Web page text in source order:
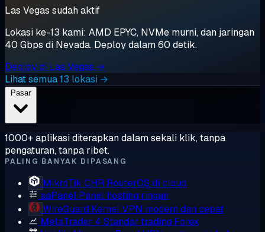
Las Vegas sudah aktif
Lokasi ke-13 kami: AMD EPYC, NVMe murni, dan jaringan
40 Gbps di Nevada. Deploy dalam 60 detik.
Deploy di Las Vegas →
Lihat semua 13 lokasi →
Pasar
1000+ aplikasi diterapkan dalam sekali klik, tanpa
pengaturan, tanpa ribet.
PALING BANYAK DIPASANG
MikroTik CHR RouterOS di cloud
aaPanel Panel hosting ringan
WireGuard Kernel VPN modern dan cepat
MetaTrader 4 Standar trading Forex